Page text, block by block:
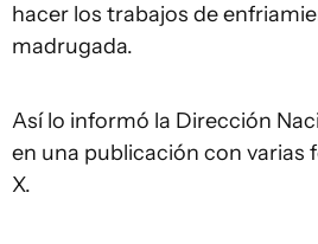
hacer los trabajos de
madrugada.
Así lo informó la Dirección
en una publicación con varias
X.